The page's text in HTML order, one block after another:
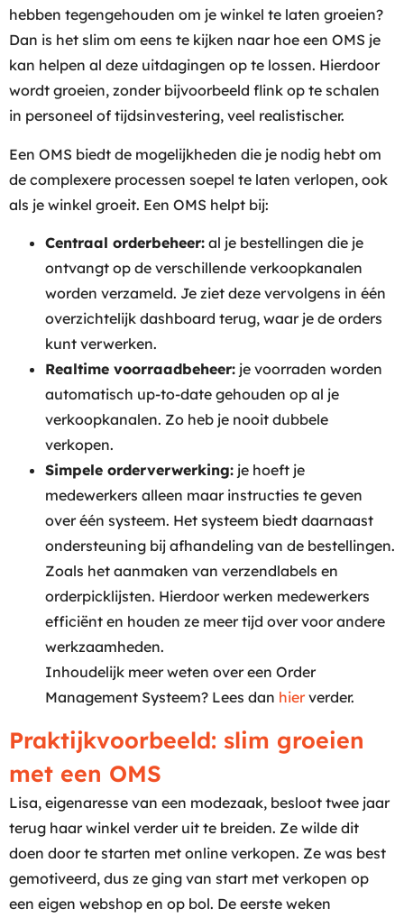
hebben tegengehouden om je winkel te laten groeien?
Dan is het slim om eens te kijken naar hoe een OMS je
kan helpen al deze uitdagingen op te lossen. Hierdoor
wordt groeien, zonder bijvoorbeeld flink op te schalen
in personeel of tijdsinvestering, veel realistischer.
Een OMS biedt de mogelijkheden die je nodig hebt om
de complexere processen soepel te laten verlopen, ook
als je winkel groeit. Een OMS helpt bij:
Centraal orderbeheer: al je bestellingen die je
ontvangt op de verschillende verkoopkanalen
worden verzameld. Je ziet deze vervolgens in één
overzichtelijk dashboard terug, waar je de orders
kunt verwerken.
Realtime voorraadbeheer: je voorraden worden
automatisch up-to-date gehouden op al je
verkoopkanalen. Zo heb je nooit dubbele
verkopen.
Simpele orderverwerking: je hoeft je
medewerkers alleen maar instructies te geven
over één systeem. Het systeem biedt daarnaast
ondersteuning bij afhandeling van de bestellingen.
Zoals het aanmaken van verzendlabels en
orderpicklijsten. Hierdoor werken medewerkers
efficiënt en houden ze meer tijd over voor andere
werkzaamheden.
Inhoudelijk meer weten over een Order
Management Systeem? Lees dan hier verder.
Praktijkvoorbeeld: slim groeien
met een OMS
Lisa, eigenaresse van een modezaak, besloot twee jaar
terug haar winkel verder uit te breiden. Ze wilde dit
doen door te starten met online verkopen. Ze was best
gemotiveerd, dus ze ging van start met verkopen op
een eigen webshop en op bol. De eerste weken